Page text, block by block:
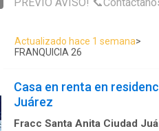
PREVIO AVISO! 📞Contáctanos por llamada o
Actualizado hace 1 semana>
FRANQUICIA 26
Casa en renta en
Juárez
Fracc Santa Anita Ciudad